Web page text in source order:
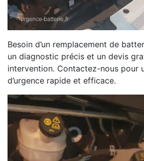
Besoin d’un remplacement de
un diagnostic précis et un devis
intervention. Contactez-nous pour
d’urgence rapide et efficace.